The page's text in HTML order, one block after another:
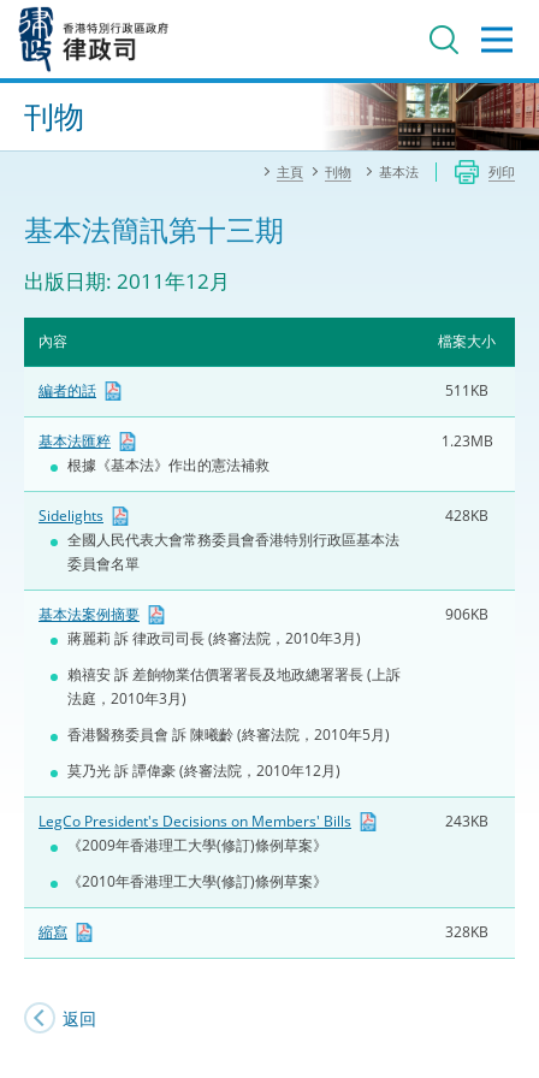
內
進階搜尋
刊物
主頁 刊物 基本法 列印
基本法簡訊第十三期
出版日期: 2011年12月
內容 檔案大小
編者的話 511KB
基本法匯粹
根據《基本法》作出的憲法補救
1.23MB
Sidelights
全國人民代表大會常務委員會香港特別行政區基本法
委員會名單
428KB
基本法案例摘要
蔣麗莉 訴 律政司司長 (終審法院，2010年3月)
賴禧安 訴 差餉物業估價署署長及地政總署署長 (上訴
法庭，2010年3月)
香港醫務委員會 訴 陳曦齡 (終審法院，2010年5月)
莫乃光 訴 譚偉豪 (終審法院，2010年12月)
906KB
LegCo President's Decisions on Members' Bills
《2009年香港理工大學(修訂)條例草案》
《2010年香港理工大學(修訂)條例草案》
243KB
縮寫 328KB
返回